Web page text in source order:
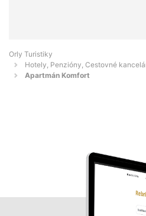
Orly Turistiky
Hotely, Penzióny, Cestovné
Apartmán Komfort